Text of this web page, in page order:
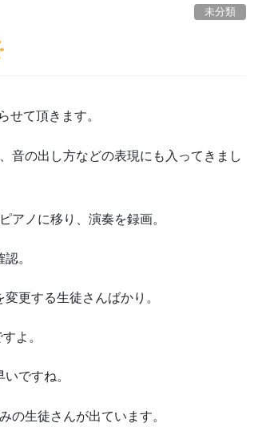
未分類
せて頂きます。
音の出し方などの表現にも入ってきまし
アノに移り、演奏を録画。
。
更する生徒さんばかり。
よ。
ですね。
の生徒さんが出ています。